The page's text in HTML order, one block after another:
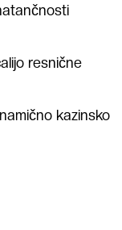
resnične
kazinsko